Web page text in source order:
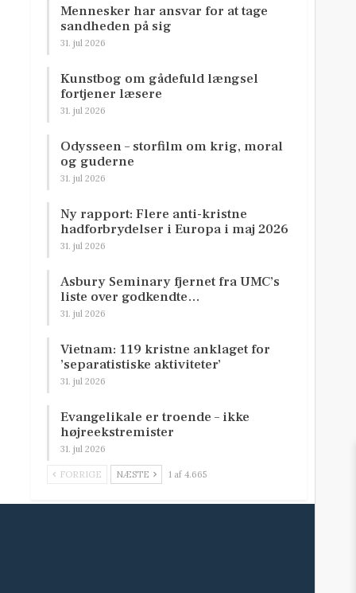
Mennesker har ansvar for at tage
sandheden på sig
31. jul 2026
Kunstbog om gådefuld længsel
fortjener læsere
31. jul 2026
Odysseen – storfilm om krig, moral
og guderne
31. jul 2026
Ny rapport: Flere anti-kristne
hadforbrydelser i Europa i maj 2026
31. jul 2026
Asbury Seminary fjernet fra UMC’s
liste over godkendte…
31. jul 2026
Vietnam: 119 kristne anklaget for
’separatistiske aktiviteter’
31. jul 2026
Evangelikale er troende – ikke
højreekstremister
31. jul 2026
FORRIGE NÆSTE 1 af 4.665